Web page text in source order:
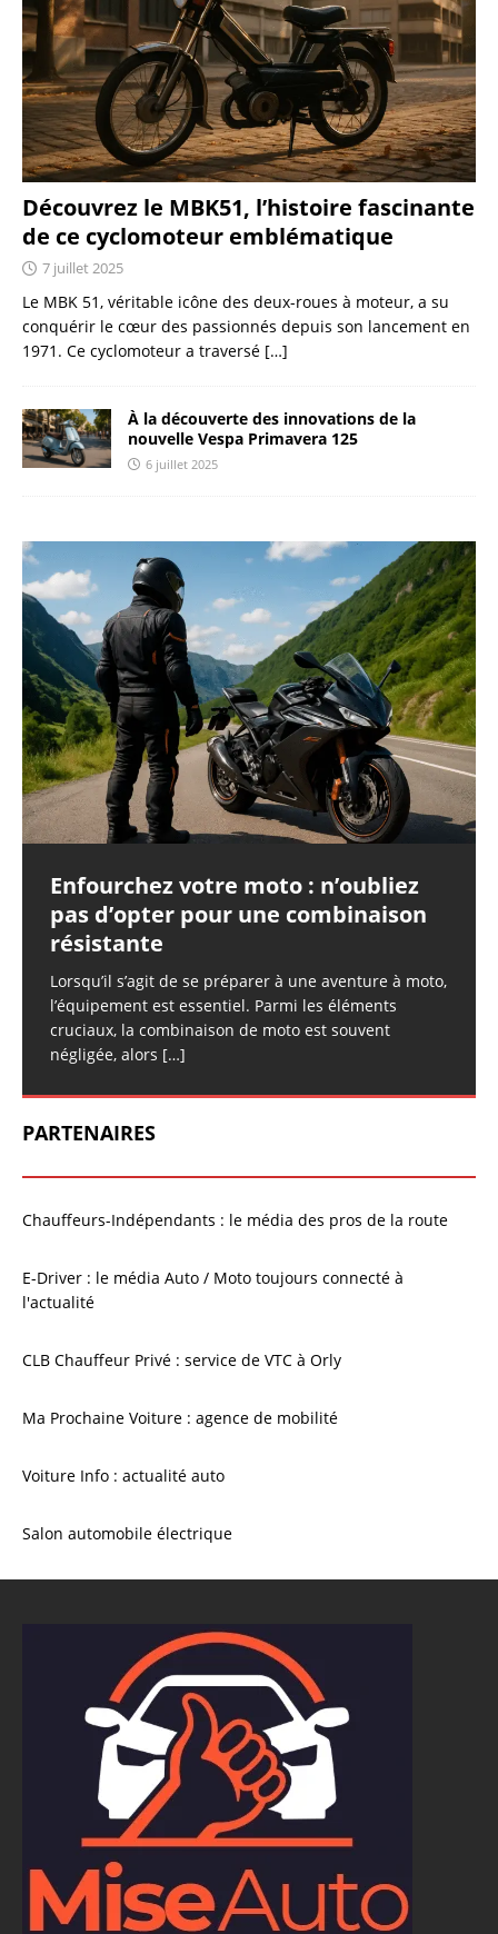
Découvrez le MBK51, l’histoire fascinante
de ce cyclomoteur emblématique
7 juillet 2025
Le MBK 51, véritable icône des deux-roues à moteur, a su
conquérir le cœur des passionnés depuis son lancement en
1971. Ce cyclomoteur a traversé […]
À la découverte des innovations de la
nouvelle Vespa Primavera 125
6 juillet 2025
Enfourchez votre moto : n’oubliez
pas d’opter pour une combinaison
résistante
Lorsqu’il s’agit de se préparer à une aventure à moto,
l’équipement est essentiel. Parmi les éléments
cruciaux, la combinaison de moto est souvent
négligée, alors […]
PARTENAIRES
Chauffeurs-Indépendants : le média des pros de la route
E-Driver : le média Auto / Moto toujours connecté à
l'actualité
CLB Chauffeur Privé : service de VTC à Orly
Ma Prochaine Voiture : agence de mobilité
Voiture Info : actualité auto
Salon automobile électrique